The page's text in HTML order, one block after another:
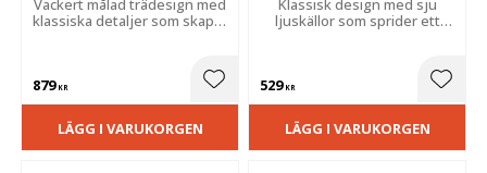
Vackert målad trädesign med
klassiska detaljer som skapar
879KR Lägg till i favoriter
LÄGG I VARUKORGEN
Klassisk design med sju
ljuskällor som sprider ett
hemtrevlig julkänsla.
529KR
LÄGG I VARUKORGEN